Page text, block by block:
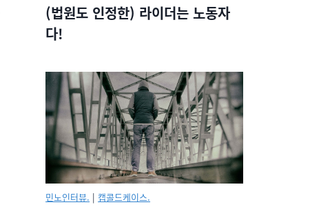
(법원도 인정한) 라이더는 노동자
다!
민노인터뷰. | 캡콜드케이스.